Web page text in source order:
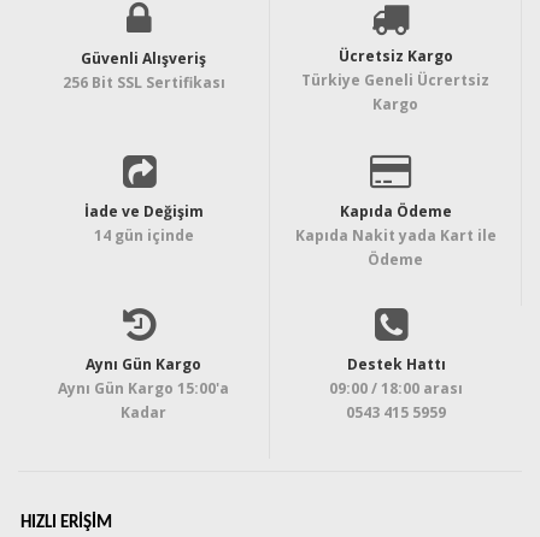
Güvenli Alışveriş
256 Bit SSL Sertifikası
Ücretsiz Kargo
Türkiye Geneli Ücrertsiz
Kargo
İade ve Değişim
14 gün içinde
Kapıda Ödeme
Kapıda Nakit yada Kart ile
Ödeme
Aynı Gün Kargo
Aynı Gün Kargo 15:00'a
Kadar
Destek Hattı
09:00 / 18:00 arası
0543 415 5959
HIZLI ERIŞIM